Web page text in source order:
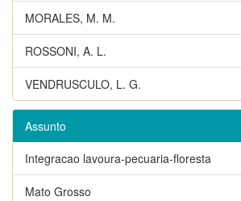
MORALES, M. M.
ROSSONI, A. L.
VENDRUSCULO, L. G.
Assunto
Integracao lavoura-pecuaria-floresta
Mato Grosso